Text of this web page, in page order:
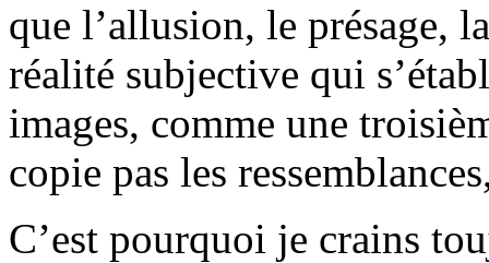
que l’allusion, le présage,
réalité subjective qui
images, comme une
copie pas les
C’est pourquoi je crains